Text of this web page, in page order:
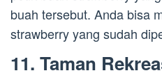
buah tersebut. Anda bisa
strawberry yang sudah
11. Taman